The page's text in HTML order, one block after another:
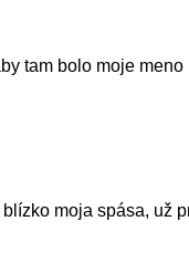
tam bolo moje meno
moja spása, už